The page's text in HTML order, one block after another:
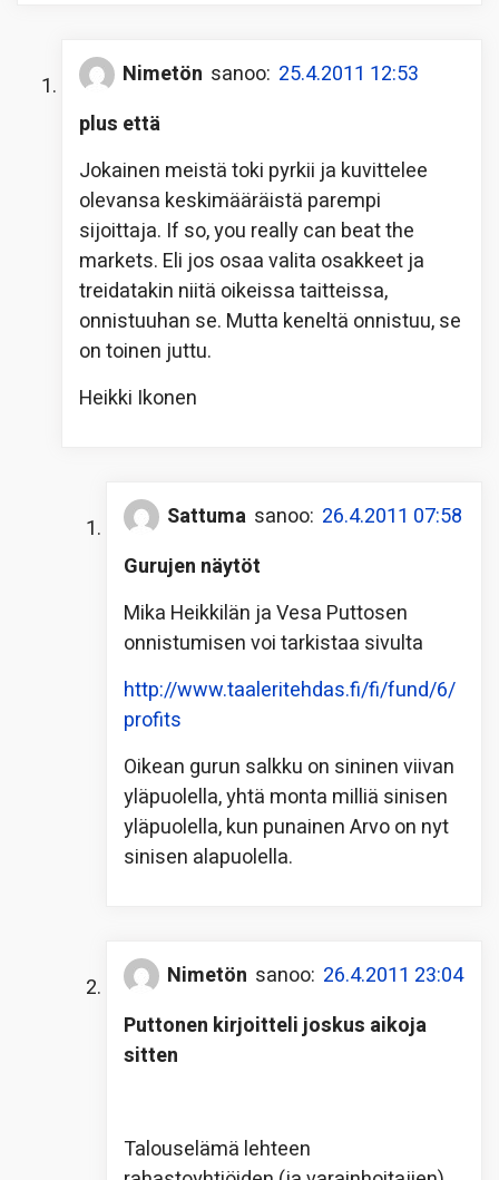
Nimetön sanoo: 25.4.2011 12:53
plus että
Jokainen meistä toki pyrkii ja kuvittelee
olevansa keskimääräistä parempi
sijoittaja. If so, you really can beat the
markets. Eli jos osaa valita osakkeet ja
treidatakin niitä oikeissa taitteissa,
onnistuuhan se. Mutta keneltä onnistuu, se
on toinen juttu.
Heikki Ikonen
Sattuma sanoo: 26.4.2011 07:58
Gurujen näytöt
Mika Heikkilän ja Vesa Puttosen
onnistumisen voi tarkistaa sivulta
http://www.taaleritehdas.fi/fi/fund/6/
profits
Oikean gurun salkku on sininen viivan
yläpuolella, yhtä monta milliä sinisen
yläpuolella, kun punainen Arvo on nyt
sinisen alapuolella.
Nimetön sanoo: 26.4.2011 23:04
Puttonen kirjoitteli joskus aikoja
sitten
Talouselämä lehteen